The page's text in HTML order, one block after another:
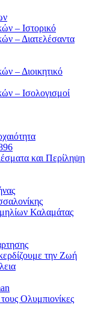
– Ιστορικό
– Διατελέσαντα
– Διοικητικό
– Ισολογισμοί
και Περίληψη
Καλαμάτας
την Ζωή
Ολυμπιονίκες